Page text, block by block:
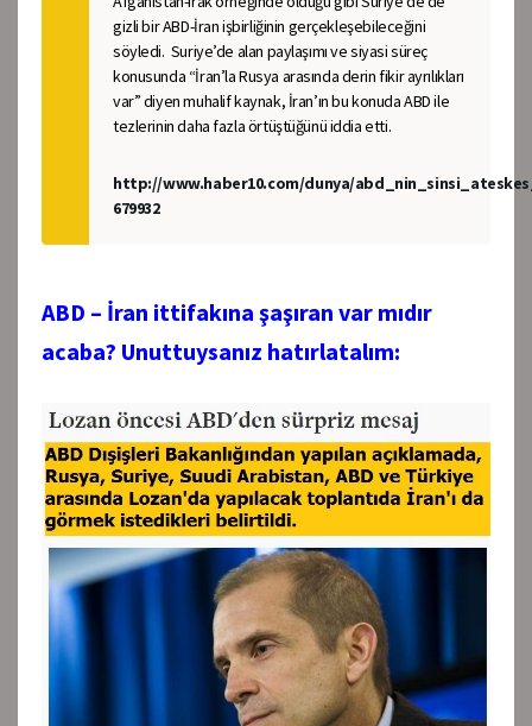
gizli bir ABD-İran işbirliğinin gerçekleşebileceğini
söyledi. Suriye’de alan paylaşımı ve siyasi süreç
konusunda “İran’la Rusya arasında derin fikir ayrılıkları
var” diyen muhalif kaynak, İran’ın bu konuda ABD ile
tezlerinin daha fazla örtüştüğünü iddia etti.
http://www.haber10.com/dunya/
679932
ABD – İran ittifakına şaşıran var mıdır
acaba? Unuttuysanız hatırlatalım: